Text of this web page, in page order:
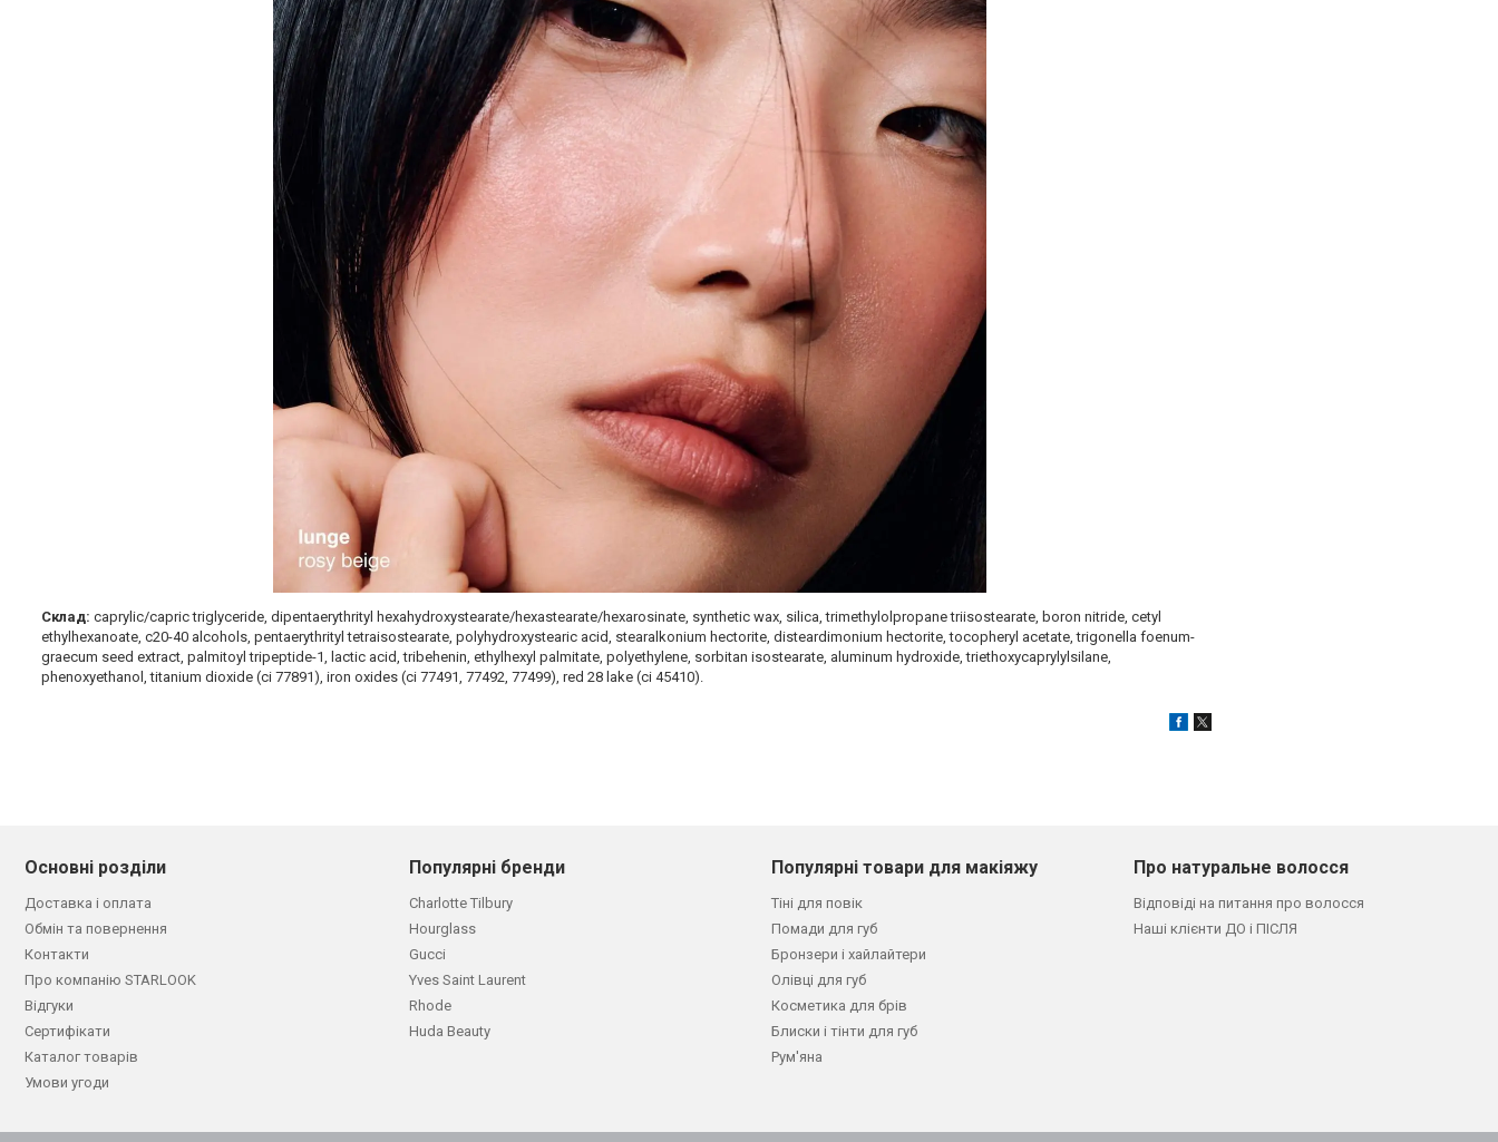
Склад: caprylic/capric triglyceride, dipentaerythrityl hexahydroxystearate/hexastearate/hexarosinate, synthetic wax, silica, trimethylolpropane triisostearate, boron nitride, cetyl
ethylhexanoate, c20-40 alcohols, pentaerythrityl tetraisostearate, polyhydroxystearic acid, stearalkonium hectorite, disteardimonium hectorite, tocopheryl acetate, trigonella foenum-
graecum seed extract, palmitoyl tripeptide-1, lactic acid, tribehenin, ethylhexyl palmitate, polyethylene, sorbitan isostearate, aluminum hydroxide, triethoxycaprylylsilane,
phenoxyethanol, titanium dioxide (ci 77891), iron oxides (ci 77491, 77492, 77499), red 28 lake (ci 45410).
Основні розділи
Доставка і оплата
Обмін та повернення
Контакти
Про компанію STARLOOK
Відгуки
Сертифікати
Каталог товарів
Умови угоди
Популярні бренди
Charlotte Tilbury
Hourglass
Gucci
Yves Saint Laurent
Rhode
Huda Beauty
Популярні товари для макіяжу
Тіні для повік
Помади для губ
Бронзери і хайлайтери
Олівці для губ
Косметика для брів
Блиски і тінти для губ
Рум'яна
Про натуральне волосся
Відповіді на питання про волосся
Наші клієнти ДО і ПІСЛЯ